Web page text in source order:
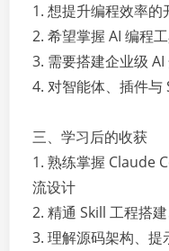
1. 想提升编程效率
2. 希望掌握 AI 编程
3. 需要搭建企业级
4. 对智能体、插件与
三、学习后的收获
1. 熟练掌握 Claude
流设计
2. 精通 Skill 工程搭
3. 理解源码架构、